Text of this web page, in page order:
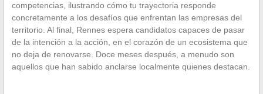
competencias, ilustrando cómo tu trayectoria responde
concretamente a los desafíos que enfrentan las empresas del
territorio. Al final, Rennes espera candidatos capaces de pasar
de la intención a la acción, en el corazón de un ecosistema que
no deja de renovarse. Doce meses después, a menudo son
aquellos que han sabido anclarse localmente quienes destacan.